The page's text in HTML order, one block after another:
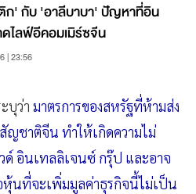
ก' กับ 'อาลีบาบา' ปัญหาที่อิน
ไลฟ์อีคอมเมิร์ซจีน
| 23:56
บุว่า มาตรการของสหรัฐที่ห้ามส่ง
ชาติจีน ทำให้เกิดความไม่
อินเทลลิเจนซ์ กรุ๊ป และอาจ
หุ้นที่จะเพิ่มมูลค่าธุรกิจนี้ไม่เป็น